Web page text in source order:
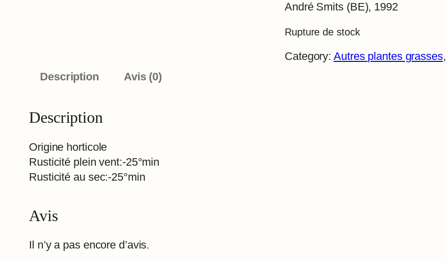
André Smits (BE), 1992
Rupture de stock
Category:Autres plantes grasses,
Description
Avis (0)
Description
Origine horticole
Rusticité plein vent:-25°min
Rusticité au sec:-25°min
Avis
Il n’y a pas encore d’avis.